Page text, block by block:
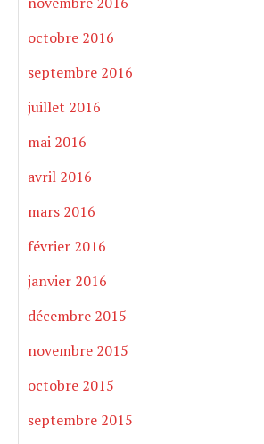
octobre 2016
septembre 2016
juillet 2016
mai 2016
avril 2016
mars 2016
février 2016
janvier 2016
décembre 2015
novembre 2015
octobre 2015
septembre 2015